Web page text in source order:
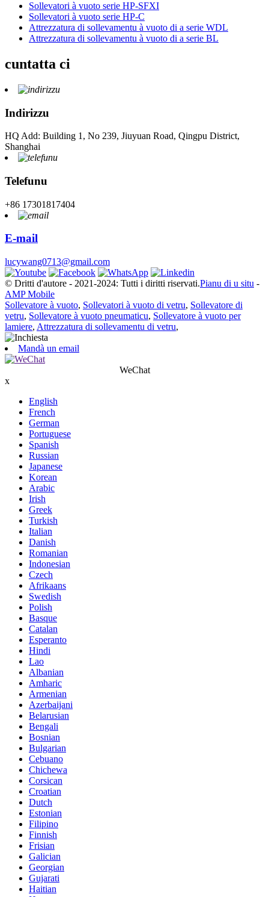
Sollevatori à vuoto serie HP-SFXI
Sollevatori à vuoto serie HP-C
Attrezzatura di sollevamentu à vuoto di a serie WDL
Attrezzatura di sollevamentu à vuoto di a serie BL
cuntatta ci
Indirizzu
HQ Add: Building 1, No 239, Jiuyuan Road, Qingpu District,
Shanghai
Telefunu
+86 17301817404
E-mail
lucywang0713@gmail.com
© Dritti d'autore - 2021-2024: Tutti i diritti riservati.Pianu di u situ -
AMP Mobile
Sollevatore à vuoto, Sollevatori à vuoto di vetru, Sollevatore di
vetru, Sollevatore à vuoto pneumaticu, Sollevatore à vuoto per
lamiere, Attrezzatura di sollevamentu di vetru,
Mandà un email
WeChat
x
English
French
German
Portuguese
Spanish
Russian
Japanese
Korean
Arabic
Irish
Greek
Turkish
Italian
Danish
Romanian
Indonesian
Czech
Afrikaans
Swedish
Polish
Basque
Catalan
Esperanto
Hindi
Lao
Albanian
Amharic
Armenian
Azerbaijani
Belarusian
Bengali
Bosnian
Bulgarian
Cebuano
Chichewa
Corsican
Croatian
Dutch
Estonian
Filipino
Finnish
Frisian
Galician
Georgian
Gujarati
Haitian